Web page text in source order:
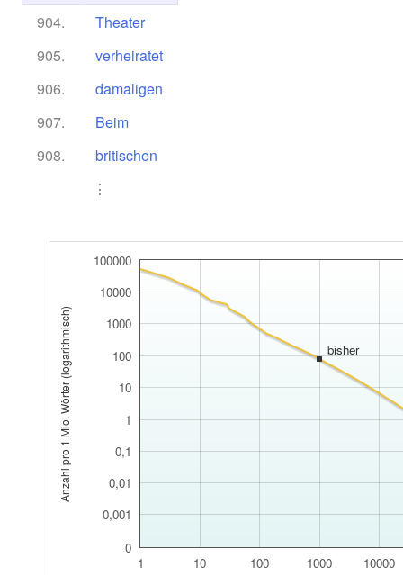
904.
Theater
905.
verheiratet
906.
damaligen
907.
Beim
908.
britischen
⋮
1 10 100 1000 10000
0
1
10
100
1000
10000
100000
0,001
0,01
0,1
bisher
Anzahl pro 1 Mio. Wörter (logarithmisch)